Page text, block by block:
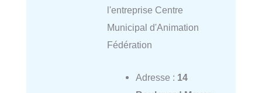
l'entreprise Centre
Municipal d'Animation
Fédération
Adresse : 14